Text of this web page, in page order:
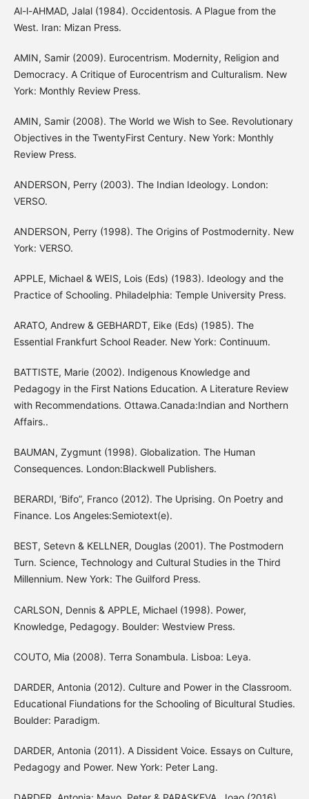
Al-l-AHMAD, Jalal (1984). Occidentosis. A Plague from the
West. Iran: Mizan Press.
AMIN, Samir (2009). Eurocentrism. Modernity, Religion and
Democracy. A Critique of Eurocentrism and Culturalism. New
York: Monthly Review Press.
AMIN, Samir (2008). The World we Wish to See. Revolutionary
Objectives in the TwentyFirst Century. New York: Monthly
Review Press.
ANDERSON, Perry (2003). The Indian Ideology. London:
VERSO.
ANDERSON, Perry (1998). The Origins of Postmodernity. New
York: VERSO.
APPLE, Michael & WEIS, Lois (Eds) (1983). Ideology and the
Practice of Schooling. Philadelphia: Temple University Press.
ARATO, Andrew & GEBHARDT, Eike (Eds) (1985). The
Essential Frankfurt School Reader. New York: Continuum.
BATTISTE, Marie (2002). Indigenous Knowledge and
Pedagogy in the First Nations Education. A Literature Review
with Recommendations. Ottawa.Canada:Indian and Northern
Affairs..
BAUMAN, Zygmunt (1998). Globalization. The Human
Consequences. London:Blackwell Publishers.
BERARDI, ‘Bifo”, Franco (2012). The Uprising. On Poetry and
Finance. Los Angeles:Semiotext(e).
BEST, Setevn & KELLNER, Douglas (2001). The Postmodern
Turn. Science, Technology and Cultural Studies in the Third
Millennium. New York: The Guilford Press.
CARLSON, Dennis & APPLE, Michael (1998). Power,
Knowledge, Pedagogy. Boulder: Westview Press.
COUTO, Mia (2008). Terra Sonambula. Lisboa: Leya.
DARDER, Antonia (2012). Culture and Power in the Classroom.
Educational Fiundations for the Schooling of Bicultural Studies.
Boulder: Paradigm.
DARDER, Antonia (2011). A Dissident Voice. Essays on Culture,
Pedagogy and Power. New York: Peter Lang.